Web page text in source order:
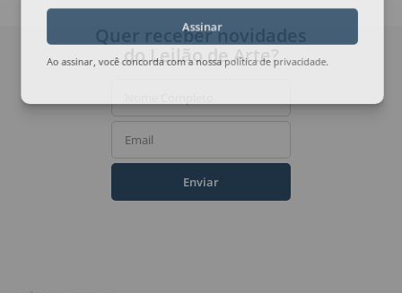
Assinar
Ao assinar, você concorda com a nossa política de privacidade
Quer receber novidades
do Leilão de Arte?
Email
Enviar